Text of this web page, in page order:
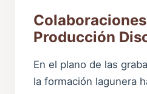
Producción
En el plano de las
la formación lagunera